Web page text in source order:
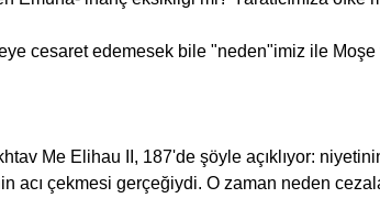
acı çekmesi gerçeğiydi. O zaman neden